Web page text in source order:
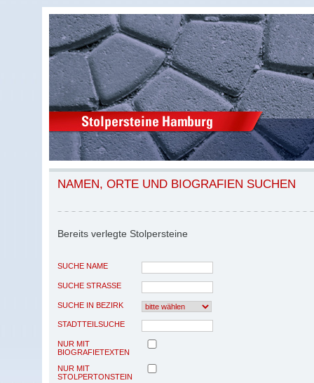
NAMEN, ORTE UND BIOGRAFIEN SUCHEN
Bereits verlegte Stolpersteine
SUCHE NAME
SUCHE STRASSE
SUCHE IN BEZIRK
STADTTEILSUCHE
NUR MIT
BIOGRAFIETEXTEN
NUR MIT
STOLPERTONSTEIN